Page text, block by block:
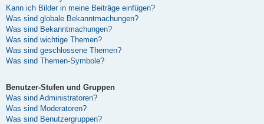
Kann ich Bilder in meine Beiträge einfügen?
Was sind globale Bekanntmachungen?
Was sind Bekanntmachungen?
Was sind wichtige Themen?
Was sind geschlossene Themen?
Was sind Themen-Symbole?
Benutzer-Stufen und Gruppen
Was sind Administratoren?
Was sind Moderatoren?
Was sind Benutzergruppen?